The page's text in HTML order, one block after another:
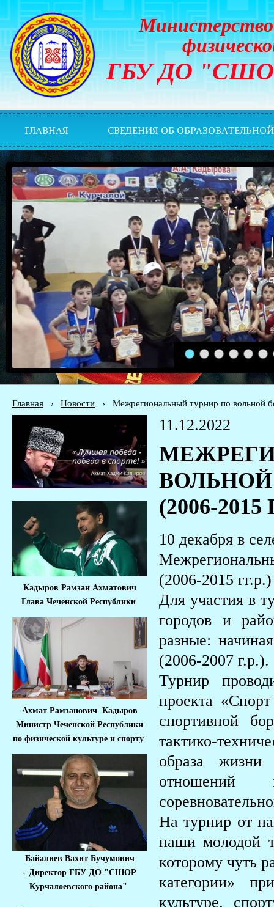
Министерство
ГБУ ДО "СШОР
ГЛАВНАЯ СВЕДЕНИЯ ОБ
1 2 3 4 5 6
Главная › Новости › Межрегиональный турнир по вольной
Кадыров Рамзан Ахматович
Глава Чеченской Республики
Ахмат Рамзанович Кадыров
Министр Чеченской Республики
по физической культуре и спорту
Байалиев Вахит Бучумович
- Директор ГБУ ДО "СШОР
Курчалоевского района"
11.12.2022
(2006-
10 декабря в
(2006-2015
Для участия в
городов и
разные:
(2006-2007 г.р.).
Турнир
проекта
спортивной
тактико-
образа жизни
отношений
На турнир от
наши молодой
которому чуть
категории»
культуре,